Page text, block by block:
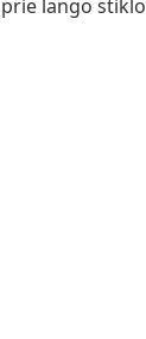
lango stiklo